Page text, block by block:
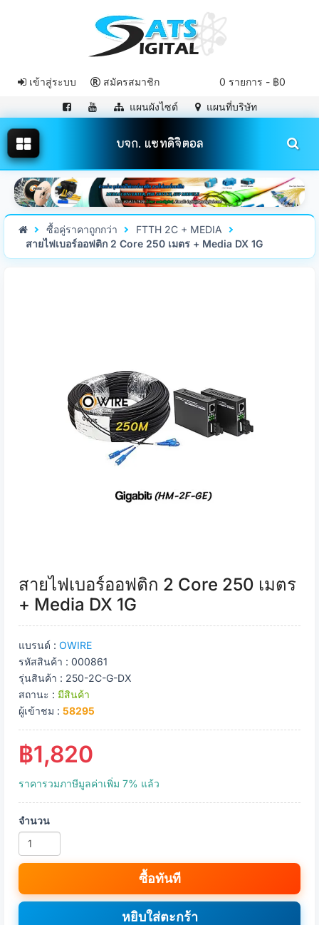
0 รายการ - ฿0
เข้าสู่ระบบ สมัครสมาชิก
แผนผังไซต์ แผนที่บริษัท
บจก. แซทดิจิตอล
ซื้อคู่ราคาถูกกว่า
FTTH 2C + MEDIA
สายไฟเบอร์ออฟติก 2 Core 250 เมตร + Media DX 1G
สายไฟเบอร์ออฟติก 2 Core 250 เมตร
+ Media DX 1G
แบรนด์ : OWIRE
รหัสสินค้า : 000861
รุ่นสินค้า : 250-2C-G-DX
สถานะ : มีสินค้า
ผู้เข้าชม : 58295
฿1,820
ราคารวมภาษีมูลค่าเพิ่ม 7% แล้ว
จำนวน
ซื้อทันที
หยิบใส่ตะกร้า